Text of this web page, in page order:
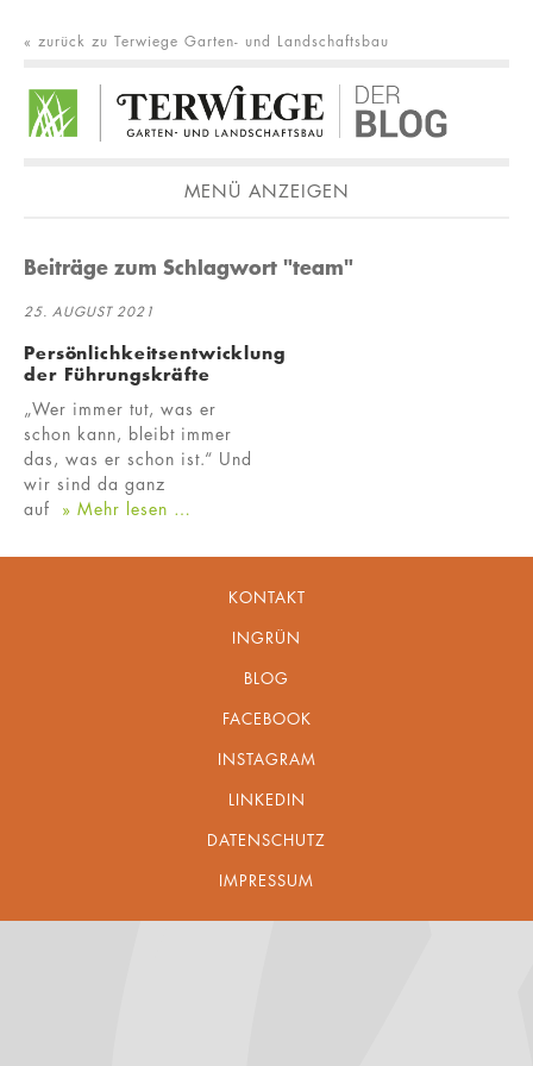
« zurück zu Terwiege Garten- und Landschaftsbau
MENÜ ANZEIGEN
Beiträge zum Schlagwort "team"
25. AUGUST 2021
Persönlichkeitsentwicklung
der Führungskräfte
„Wer immer tut, was er
schon kann, bleibt immer
das, was er schon ist.“ Und
wir sind da ganz
auf
» Mehr lesen …
KONTAKT
INGRÜN
BLOG
FACEBOOK
INSTAGRAM
LINKEDIN
DATENSCHUTZ
IMPRESSUM